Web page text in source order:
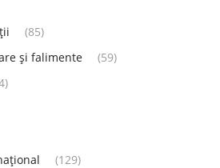
(85)
și falimente
(59)
(129)